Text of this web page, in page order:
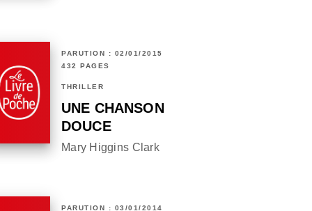
PARUTION : 02/01/2015
432 PAGES
THRILLER
UNE CHANSON
DOUCE
Mary Higgins Clark
PARUTION : 03/01/2014